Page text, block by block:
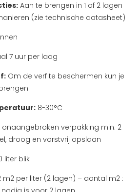
Aan te brengen in 1 of 2 lagen
(zie technische datasheet)
7 uur per laag
Om de verf te beschermen kun je
8-30°C
onaangebroken verpakking min. 2
droog en vorstvrij opslaan
liter blik
m2 per liter (2 lagen) – aantal m2 :